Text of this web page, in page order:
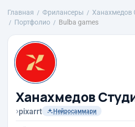
Главная Фрилансеры
Ханахмедов
Портфолио
Bulba games
Ханахмедов
›pixarrt Нейросаммари